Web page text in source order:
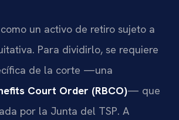
un activo de retiro sujeto a
Para dividirlo, se requiere
de la corte —una
Court Order (RBCO)— que
por la Junta del TSP. A